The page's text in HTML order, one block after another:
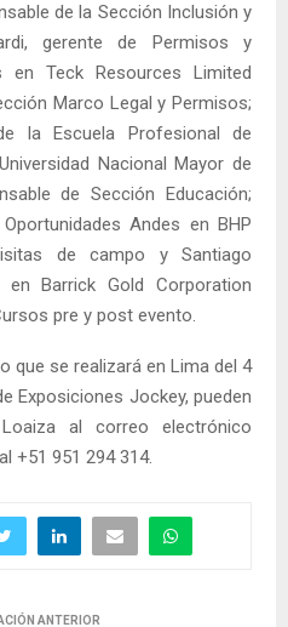
de la Sección Inclusión y
gerente de Permisos y
en Teck Resources Limited
Marco Legal y Permisos;
la Escuela Profesional de
Nacional Mayor de
de Sección Educación;
Andes en BHP
de campo y Santiago
Barrick Gold Corporation
pre y post evento.
que se realizará en Lima del 4
Exposiciones Jockey, pueden
al correo electrónico
‪+51 951 294 314‬.
ANTERIOR